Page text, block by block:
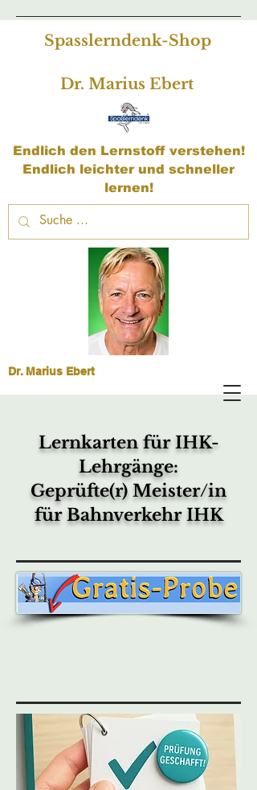
Spasslerndenk-Shop
Dr. Marius Ebert
Endlich den Lernstoff verstehen!
Endlich leichter und schneller
lernen!
Dr. Marius Ebert
Lernkarten für IHK-
Lehrgänge:
Geprüfte(r) Meister/in
für Bahnverkehr IHK